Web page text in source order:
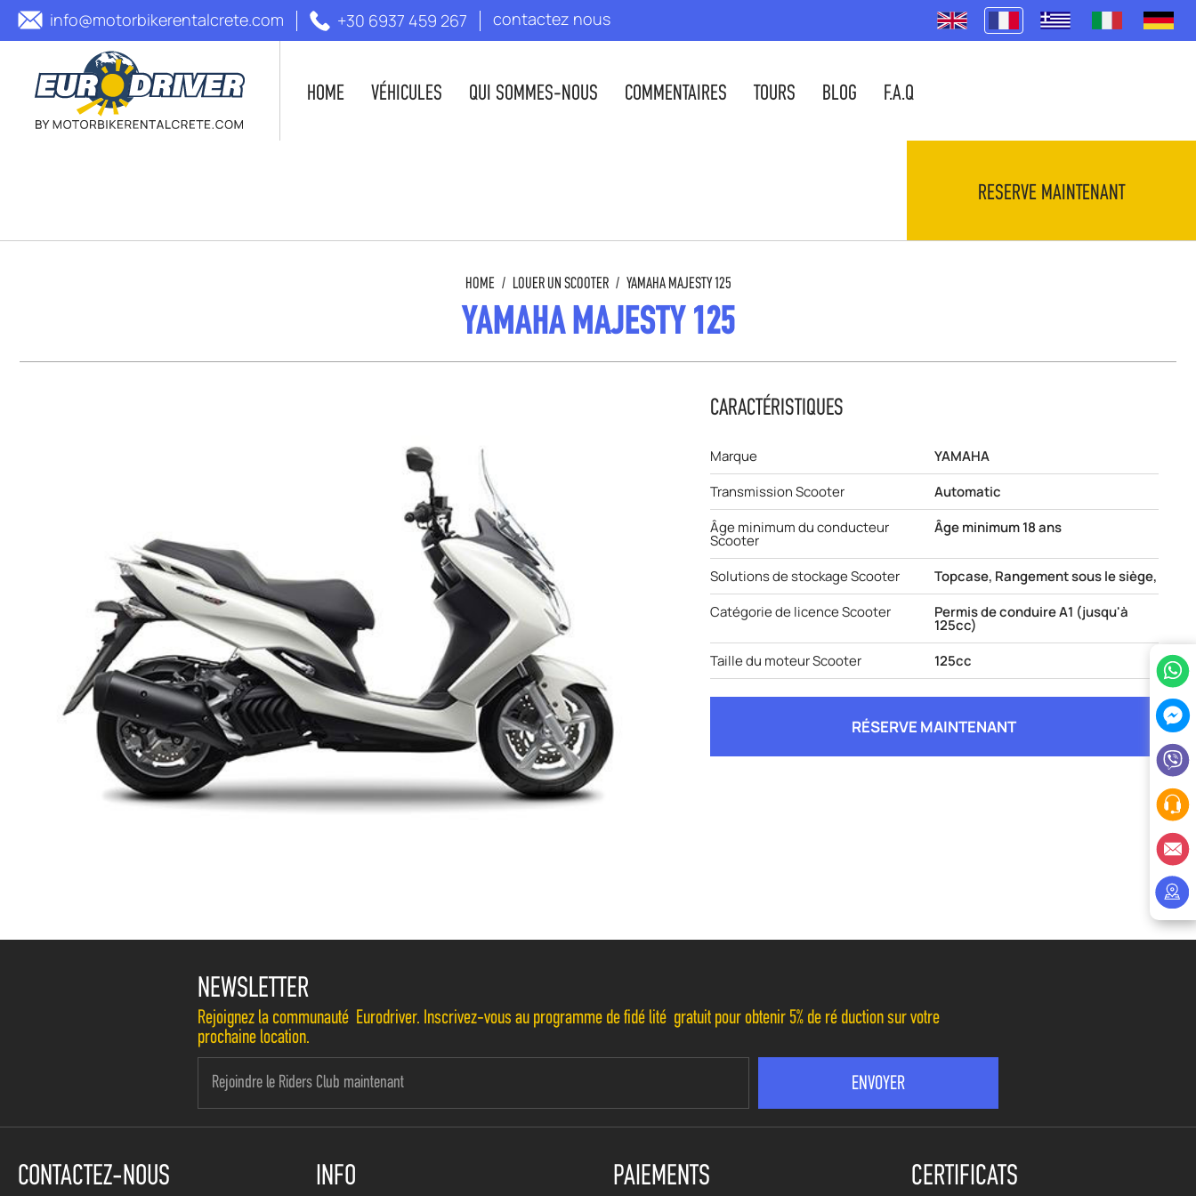
info@motorbikerentalcrete.com +30 6937 459 267 contactez nous
HOME VÉHICULES QUI SOMMES-NOUS COMMENTAIRES TOURS BLOG F.A.Q
RESERVE MAINTENANT
HOME / LOUER UN SCOOTER / YAMAHA MAJESTY 125
YAMAHA MAJESTY 125
CARACTÉRISTIQUES
Marque
YAMAHA
Transmission Scooter
Automatic
Âge minimum du conducteur
Scooter
Âge minimum 18 ans
Solutions de stockage Scooter
Topcase, Rangement sous le siège,
Catégorie de licence Scooter
Permis de conduire A1 (jusqu'à
125cc)
Taille du moteur Scooter
125cc
RÉSERVE MAINTENANT
NEWSLETTER
Rejoignez la communauté Eurodriver. Inscrivez-vous au programme de fidélité gratuit pour obtenir 5% de réduction sur votre
prochaine location.
CONTACTEZ-NOUS INFO PAIEMENTS CERTIFICATS